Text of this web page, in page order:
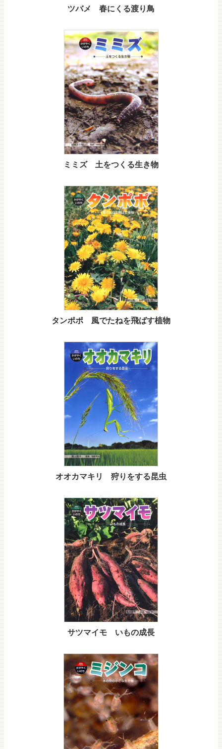
ツバメ 春にくる渡り鳥
ミミズ 土をつくる生き物
タンポポ 風でたねを飛ばす植物
オオカマキリ 狩りをする昆虫
サツマイモ いもの成長